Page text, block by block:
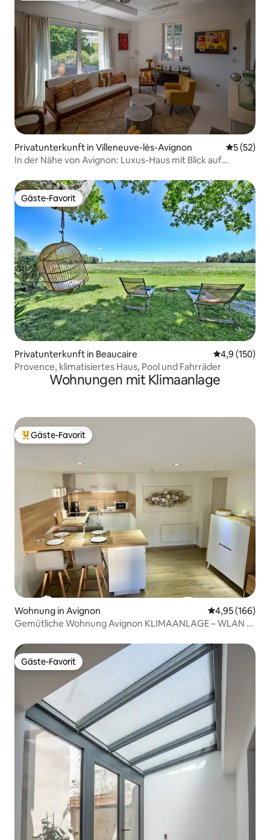
Privatunterkunft in Villeneuve-lès-Avignon
5 (52)
In der Nähe von Avignon: Luxus-Haus mit Blick auf
Gäste-Favorit
Gäste-Favorit
Privatunterkunft in Beaucaire
4,9 (150)
Provence, klimatisiertes Haus, Pool und Fahrräder
Wohnungen mit Klimaanlage
Beliebter Gäste-Favorit.
Gäste-Favorit
Wohnung in Avignon
4,95 (166)
Gemütliche Wohnung Avignon KLIMAANLAGE – WLAN –
Gäste-Favorit
Gäste-Favorit